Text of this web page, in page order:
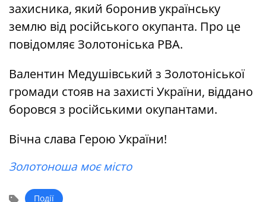
захисника, який боронив українську
землю від російського окупанта. Про це
повідомляє Золотоніська РВА.
Валентин Медушівський з Золотоніської
громади стояв на захисті України, віддано
боровся з російськими окупантами.
Вічна слава Герою України!
Золотоноша моє місто
Події